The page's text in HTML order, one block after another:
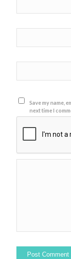
Save my name,
next time I